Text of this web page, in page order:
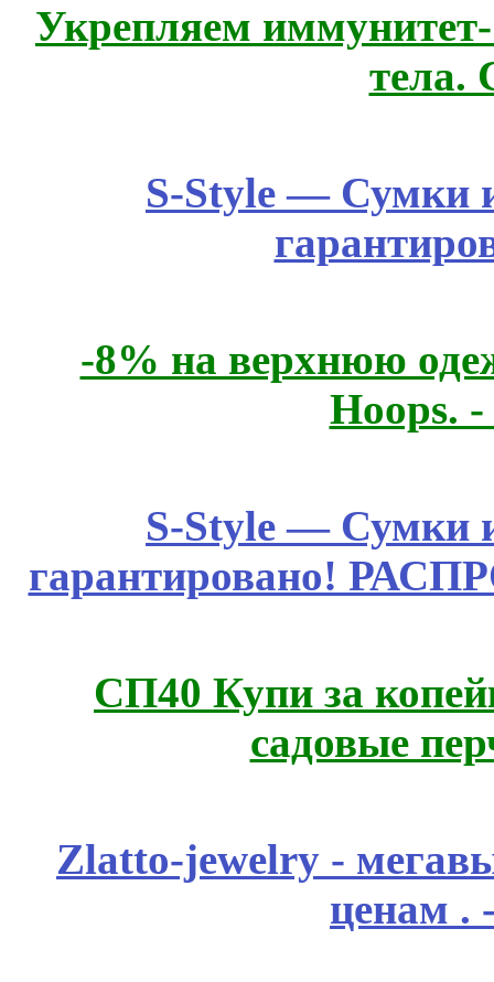
Укрепляем
тела.
S-Style — Сумки
-8% на верхнюю
Hoops.
S-Style — Сумки
гарантировано!
СП40 Купи за
садовые
Zlatto-jewelry -
ценам .